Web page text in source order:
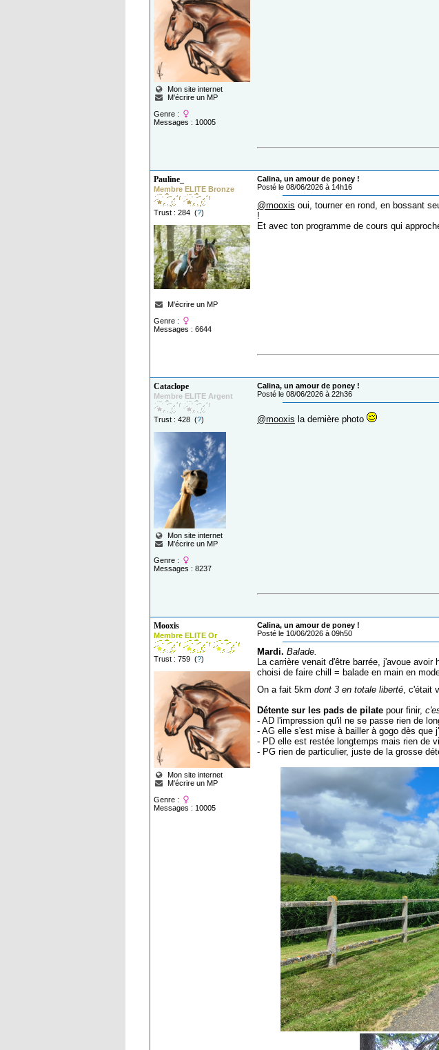
Mon site internet
M'écrire un MP
Genre :
Messages : 10005
Pauline_
Membre ELITE Bronze
Trust : 284 (?)
M'écrire un MP
Genre :
Messages : 6644
Calina, un amour de poney !
Posté le 08/06/2026 à 14h16
@mooxis oui, tourner en rond, en bossant
!
Et avec ton programme de cours qui
Cataclope
Membre ELITE Argent
Trust : 428 (?)
Mon site internet
M'écrire un MP
Genre :
Messages : 8237
Calina, un amour de poney !
Posté le 08/06/2026 à 22h36
@mooxis la dernière photo
Mooxis
Membre ELITE Or
Trust : 759 (?)
Mon site internet
M'écrire un MP
Genre :
Messages : 10005
Calina, un amour de poney !
Posté le 10/06/2026 à 09h50
Mardi. Balade.
La carrière venait d'être barrée, j'avoue
choisi de faire chill = balade en main en
On a fait 5km dont 3 en totale liberté, c'était
Détente sur les pads de pilate pour finir,
- AD l'impression qu'il ne se passe rien de
- AG elle s'est mise à bailler à gogo dès
- PD elle est restée longtemps mais rien de
- PG rien de particulier, juste de la grosse